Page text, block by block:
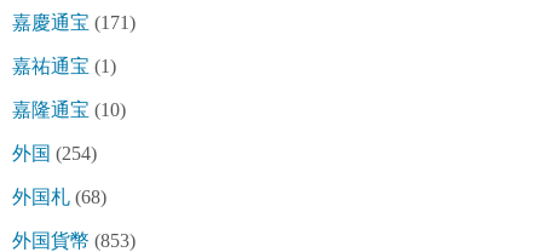
嘉慶通宝 (171)
嘉祐通宝 (1)
嘉隆通宝 (10)
外国 (254)
外国札 (68)
外国貨幣 (853)